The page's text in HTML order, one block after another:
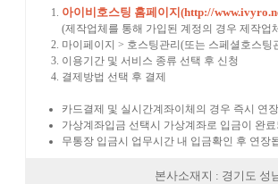
아이비호스팅 홈페이지(http://
(제작업체를 통해 가입된 계정의 경우 제작업
마이페이지 > 호스팅관리(또는 스페셜호스팅
이용기간 및 서비스 종류 선택 후 신청
결제방법 선택 후 결제
카드결제 및 실시간계좌이체의 경우 즉시 연
가상계좌입금 선택시 가상계좌로 입금이 완
무통장 입금시 업무시간 내 입금확인 후 연장
본사소재지 : 경기도 성